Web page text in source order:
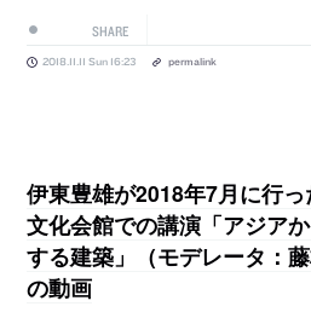
SHARE
2018.11.11 Sun 16:23 permalink
伊東豊雄が2018年7月に行
文化会館での講演「アジア
する建築」（モデレータ：
の動画